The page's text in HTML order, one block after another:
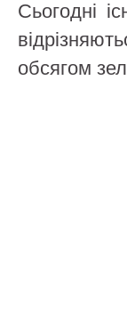
Сьогодні
обсягом